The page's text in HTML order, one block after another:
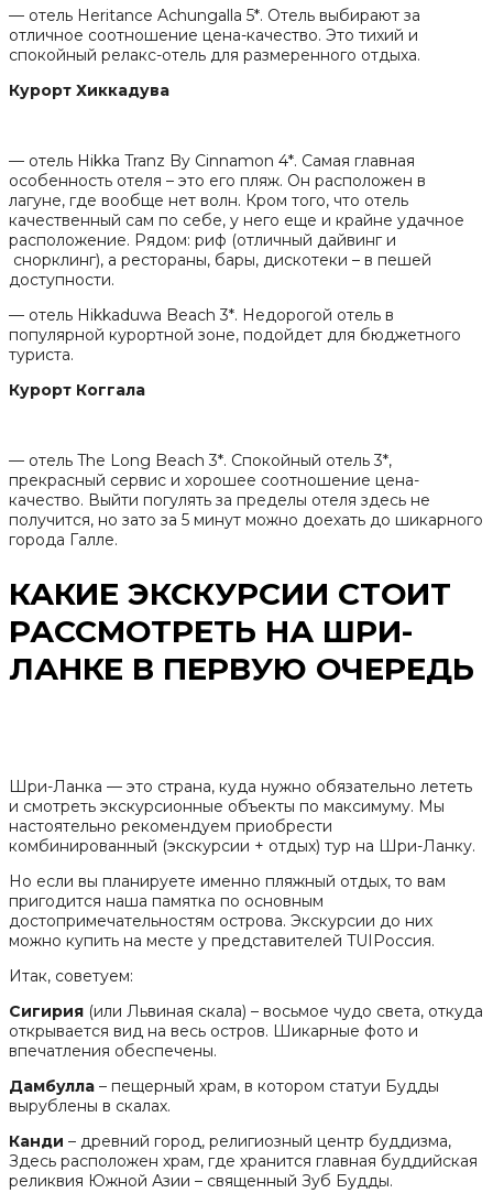
— отель Heritance Achungalla 5*. Отель выбирают за
отличное соотношение цена-качество. Это тихий и
спокойный релакс-отель для размеренного отдыха.
Курорт Хиккадува
— отель Hikka Tranz By Cinnamon 4*. Самая главная
особенность отеля – это его пляж. Он расположен в
лагуне, где вообще нет волн. Кром того, что отель
качественный сам по себе, у него еще и крайне удачное
расположение. Рядом: риф (отличный дайвинг и
снорклинг), а рестораны, бары, дискотеки – в пешей
доступности.
— отель Hikkaduwa Beach 3*. Недорогой отель в
популярной курортной зоне, подойдет для бюджетного
туриста.
Курорт Коггала
— отель The Long Beach 3*. Спокойный отель 3*,
прекрасный сервис и хорошее соотношение цена-
качество. Выйти погулять за пределы отеля здесь не
получится, но зато за 5 минут можно доехать до шикарного
города Галле.
КАКИЕ ЭКСКУРСИИ СТОИТ
РАССМОТРЕТЬ НА ШРИ-
ЛАНКЕ В ПЕРВУЮ ОЧЕРЕДЬ
Шри-Ланка — это страна, куда нужно обязательно лететь
и смотреть экскурсионные объекты по максимуму. Мы
настоятельно рекомендуем приобрести
комбинированный (экскурсии + отдых) тур на Шри-Ланку.
Но если вы планируете именно пляжный отдых, то вам
пригодится наша памятка по основным
достопримечательностям острова. Экскурсии до них
можно купить на месте у представителей TUIРоссия.
Итак, советуем:
Сигирия (или Львиная скала) – восьмое чудо света, откуда
открывается вид на весь остров. Шикарные фото и
впечатления обеспечены.
Дамбулла – пещерный храм, в котором статуи Будды
вырублены в скалах.
Канди – древний город, религиозный центр буддизма,
Здесь расположен храм, где хранится главная буддийская
реликвия Южной Азии – священный Зуб Будды.